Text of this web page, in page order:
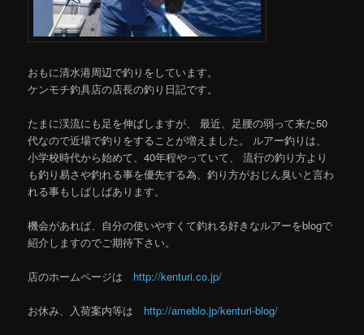
おもに清水港周辺で釣りをしています。
ケンモチ釣具店の店長の釣り日記です。
たまに渓流にも足を伸ばしますが、 最近、足腰の弱って来た50
代なので近場で釣りをすることが増えました。 ルアー釣りは、
小学校時代から始めて、40年程やっていて、 流行の釣り方より
も釣り易さや釣れる事を優先する為、釣り方がおじん臭いと言わ
れる事もしばしばあります。
機会があれば、自分の使いやすくて釣れる好きなルアーをblogで
紹介しますのでご期待下さい。
店のホームページは http://kenturi.co.jp/
お休み、入荷案内等は http://ameblo.jp/kenturi-blog/